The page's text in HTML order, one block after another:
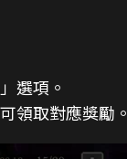
選項。
領取對應獎勵。